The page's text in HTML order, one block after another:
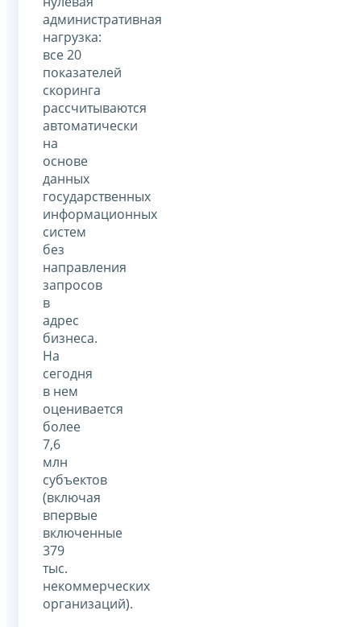
административная
нагрузка:
все 20
показателей
скоринга
рассчитываются
автоматически
на
основе
данных
государственных
информационных
систем
без
направления
запросов
в
адрес
бизнеса.
На
сегодня
в нем
оценивается
более
7,6
млн
субъектов
(включая
впервые
включенные
379
тыс.
некоммерческих
организаций).